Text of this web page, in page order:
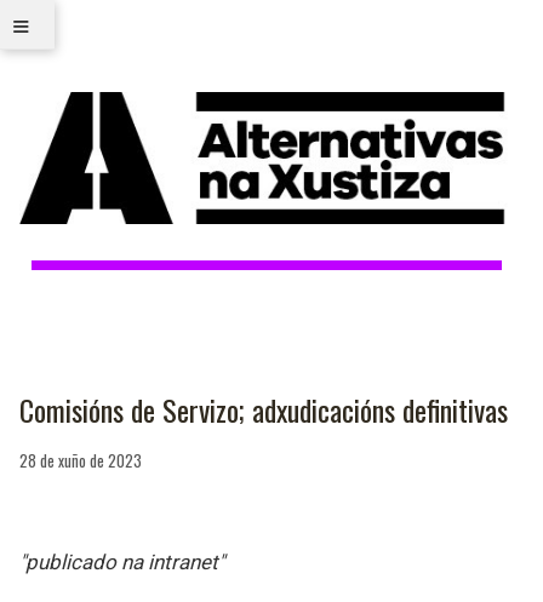
≡
Comisións de Servizo; adxudicacións definitivas
28 de xuño de 2023
"publicado na intranet"